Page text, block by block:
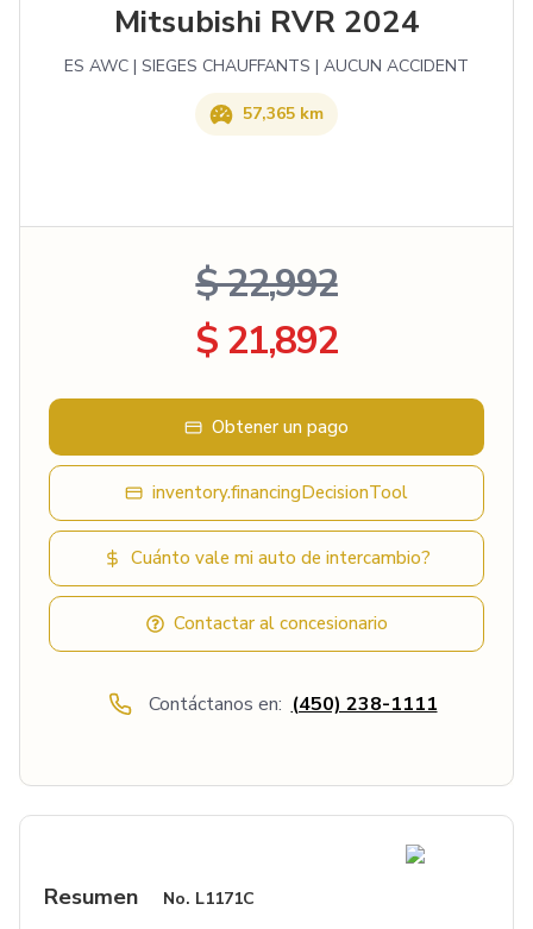
Mitsubishi RVR 2024
ES AWC | SIEGES CHAUFFANTS | AUCUN ACCIDENT
57,365 km
$ 22,992
$ 21,892
Obtener un pago
inventory.financingDecisionTool
Cuánto vale mi auto de intercambio?
Contactar al concesionario
Contáctanos en: (450) 238-1111
Resumen No. L1171C